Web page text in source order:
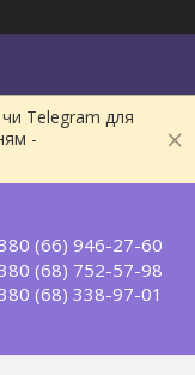
Telegram для
-
(66) 946-27-60
(68) 752-57-98
(68) 338-97-01